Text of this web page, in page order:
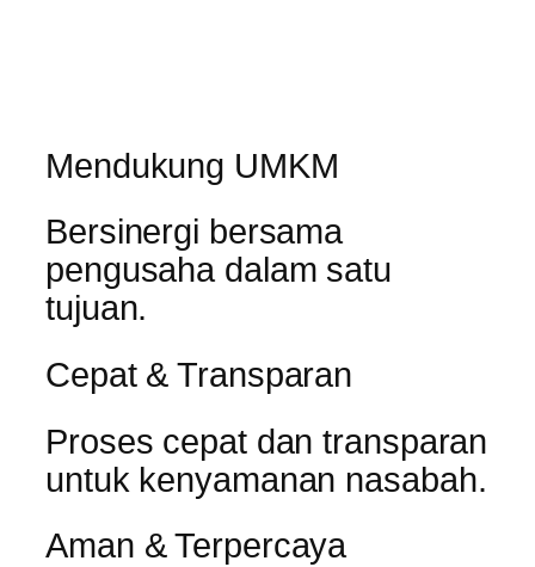
Mendukung UMKM
Bersinergi bersama
pengusaha dalam satu
tujuan.
Cepat & Transparan
Proses cepat dan transparan
untuk kenyamanan nasabah.
Aman & Terpercaya